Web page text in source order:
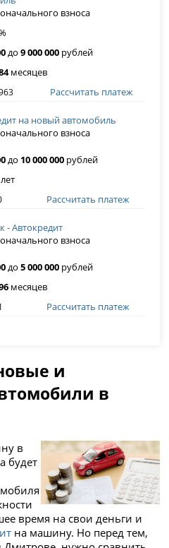
взноса
до9 000 000 рублей
месяцев
Рассчитать платеж
на новый автомобиль
взноса
до 10 000 000 рублей
лет
Рассчитать платеж
- Автокредит
взноса
до5 000 000 рублей
месяцев
Рассчитать платеж
и
в
в
будет
время на свои деньги и
на машину. Но перед тем,